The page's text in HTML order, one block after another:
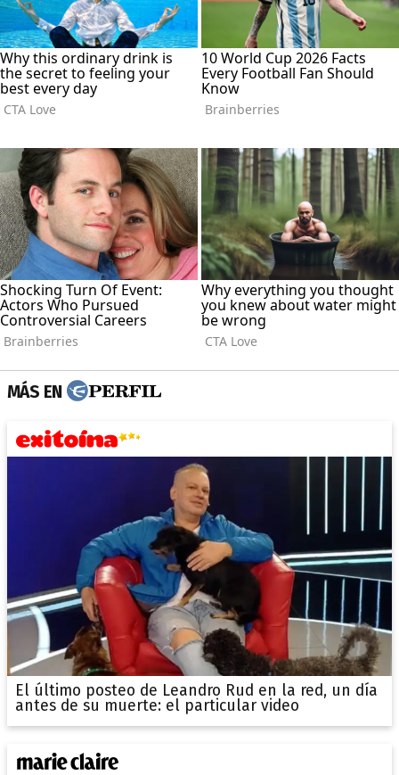
MÁS EN
El último posteo de Leandro Rud en la red, un día
antes de su muerte: el particular video